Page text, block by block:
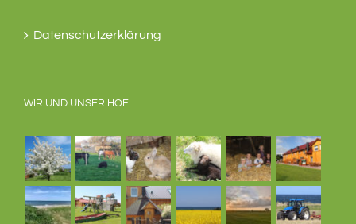
Datenschutzerklärung
WIR UND UNSER HOF